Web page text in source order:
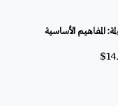
المفاهيم الأساسية
$